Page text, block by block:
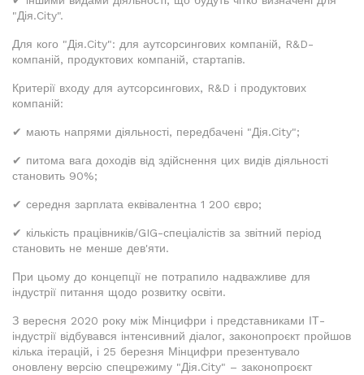
"Дія.City".
Для кого "Дія.City": для аутсорсингових компаній, R&D-
компаній, продуктових компаній, стартапів.
Критерії входу для аутсорсингових, R&D і продуктових
компаній:
✔ мають напрями діяльності, передбачені "Дія.City";
✔ питома вага доходів від здійснення цих видів діяльності
становить 90%;
✔ середня зарплата еквівалентна 1 200 євро;
✔ кількість працівників/GIG-спеціалістів за звітний період
становить не менше дев'яти.
При цьому до концепції не потрапило надважливе для
індустрії питання щодо розвитку освіти.
З вересня 2020 року між Мінцифри і представниками ІТ-
індустрії відбувався інтенсивний діалог, законопроєкт пройшов
кілька ітерацій, і 25 березня Мінцифри презентувало
оновлену версію спецрежиму "Дія.City" – законопроєкт